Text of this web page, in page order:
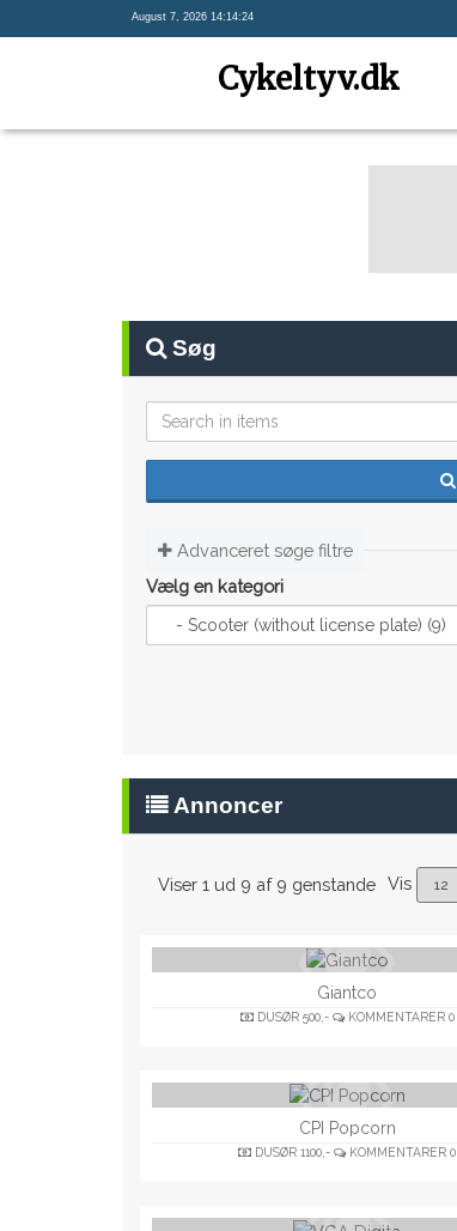
August 7, 2026 14:14:24
Cykeltyv.dk
Søg
Advanceret søge filtre
Vælg en kategori
Annoncer
Viser 1 ud 9 af 9 genstande Vis
Giantco
DUSØR 500,- KOMMENTARER 0
CPI Popcorn
DUSØR1100,- KOMMENTARER0